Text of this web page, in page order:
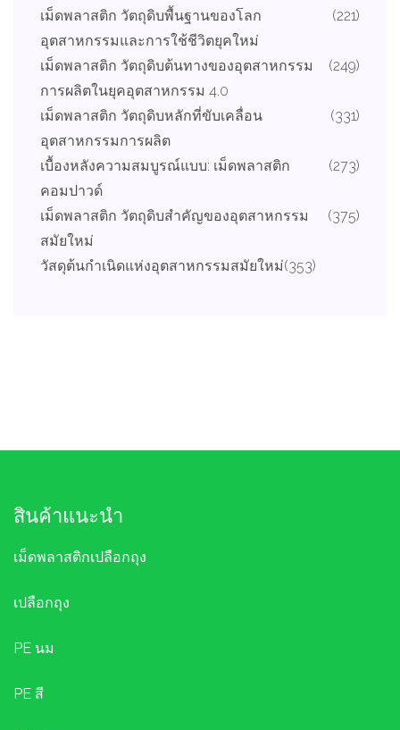
เม็ดพลาสติก วัตถุดิบพื้นฐานของโลก
อุตสาหกรรมและการใช้ชีวิตยุคใหม่
(221)
เม็ดพลาสติก วัตถุดิบต้นทางของอุตสาหกรรม
การผลิตในยุคอุตสาหกรรม 4.0
(249)
เม็ดพลาสติก วัตถุดิบหลักที่ขับเคลื่อน
อุตสาหกรรมการผลิต
(331)
เบื้องหลังความสมบูรณ์แบบ: เม็ดพลาสติก
คอมปาวด์
(273)
เม็ดพลาสติก วัตถุดิบสำคัญของอุตสาหกรรม
สมัยใหม่
(375)
วัสดุต้นกำเนิดแห่งอุตสาหกรรมสมัยใหม่(353)
สินค้าแนะนำ
เม็ดพลาสติกเปลือกถุง
เปลือกถุง
PE นม
PE สี